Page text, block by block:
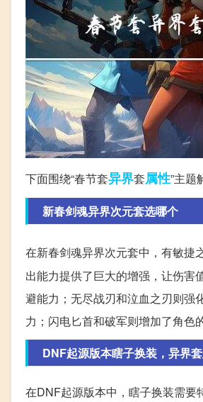
下面围绕“春节套异界套属性”主题
新春剑魂异界次元套选哪个
在新春剑魂异界次元套中，有敏捷
出能力提供了巨大的增强，让伤害
避能力；无尽战刃和泣血之刃则强
力；闪电匕首和破军则增加了角色
DNF起源版本瞎子换装，异界
在DNF起源版本中，瞎子换装需要